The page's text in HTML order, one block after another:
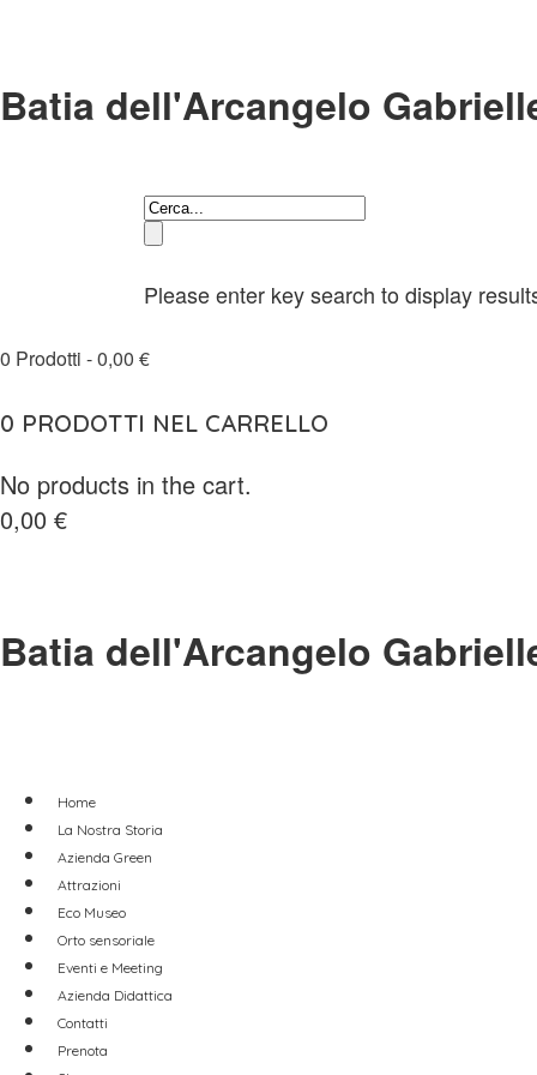
Batia dell'Arcangelo
Please enter key search to display
0 Prodotti -0,00 €
0 PRODOTTI NEL CARRELLO
No products in the cart.
0,00 €
Batia dell'Arcangelo
Home
La Nostra Storia
Azienda Green
Attrazioni
Eco Museo
Orto sensoriale
Eventi e Meeting
Azienda Didattica
Contatti
Prenota